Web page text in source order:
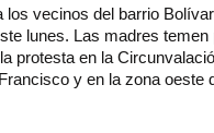
vecinos del barrio
lunes. Las madres
protesta en la
y en la zona oeste